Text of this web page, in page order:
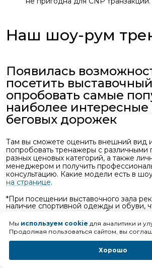
Наш шоу-рум
Появилась
посетить
опробовать самые
наиболее
беговых дорожек
Там вы сможете оценить внешний вид
попробовать тренажеры с различными
разных ценовых категорий, а также
менеджером и получить
консультацию. Какие модели есть в
на странице.
*При посещении выставочного зала
наличие спортивной одежды и обуви,
тестирование тренажеров было
комфортным.
Мы находимся в универмаге
адресу:
Мы используем cookie для аналитики и
Продолжая пользоваться сайтом, вы
Хорошо